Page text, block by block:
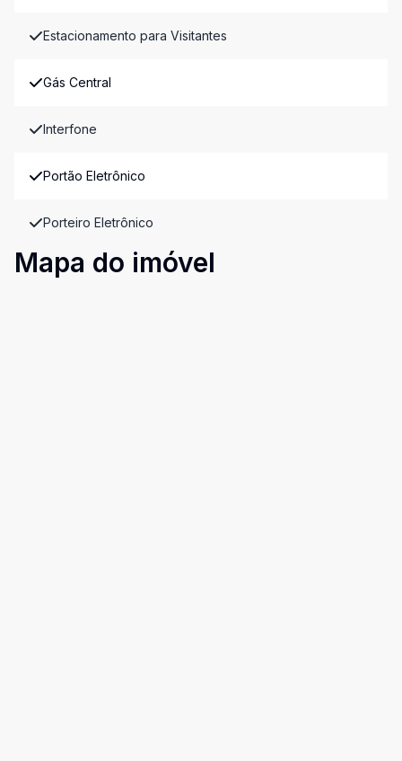
Estacionamento para Visitantes
Gás Central
Interfone
Portão Eletrônico
Porteiro Eletrônico
Mapa do imóvel